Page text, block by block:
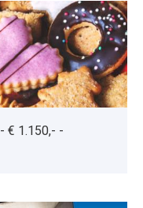
- € 1.150,- -